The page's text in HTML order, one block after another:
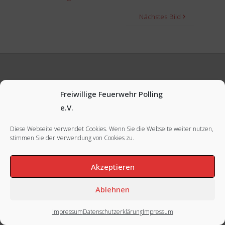
Freiwillige Feuerwehr Polling
e.V.
Diese Webseite verwendet Cookies. Wenn Sie die Webseite weiter nutzen,
stimmen Sie der Verwendung von Cookies zu.
Akzeptieren
Ablehnen
ImpressumDatenschutzerklärungImpressum
Nächstes Bild